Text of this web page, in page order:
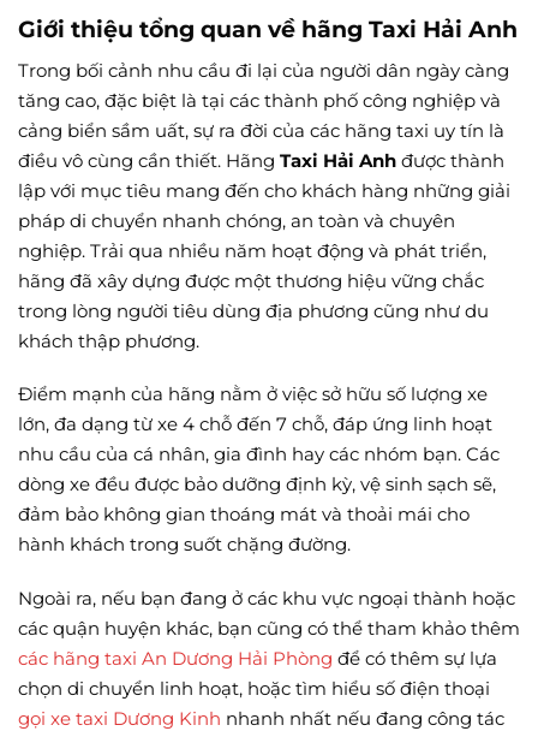
Giới thiệu tổng quan về hãng Taxi Hải Anh
Trong bối cảnh nhu cầu đi lại của người dân ngày càng
tăng cao, đặc biệt là tại các thành phố công nghiệp và
cảng biển sầm uất, sự ra đời của các hãng taxi uy tín là
điều vô cùng cần thiết. Hãng Taxi Hải Anh được thành
lập với mục tiêu mang đến cho khách hàng những giải
pháp di chuyển nhanh chóng, an toàn và chuyên
nghiệp. Trải qua nhiều năm hoạt động và phát triển,
hãng đã xây dựng được một thương hiệu vững chắc
trong lòng người tiêu dùng địa phương cũng như du
khách thập phương.
Điểm mạnh của hãng nằm ở việc sở hữu số lượng xe
lớn, đa dạng từ xe 4 chỗ đến 7 chỗ, đáp ứng linh hoạt
nhu cầu của cá nhân, gia đình hay các nhóm bạn. Các
dòng xe đều được bảo dưỡng định kỳ, vệ sinh sạch sẽ,
đảm bảo không gian thoáng mát và thoải mái cho
hành khách trong suốt chặng đường.
Ngoài ra, nếu bạn đang ở các khu vực ngoại thành hoặc
các quận huyện khác, bạn cũng có thể tham khảo thêm
các hãng taxi An Dương Hải Phòng để có thêm sự lựa
chọn di chuyển linh hoạt, hoặc tìm hiểu số điện thoại
gọi xe taxi Dương Kinh nhanh nhất nếu đang công tác